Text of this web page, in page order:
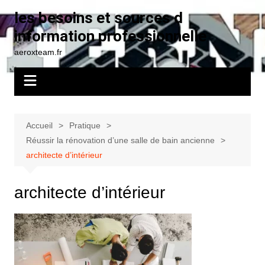
au
contenu
les besoins et sources d
information professionnelle
aeroxteam.fr
Accueil
Pratique
Réussir la rénovation d’une salle de bain ancienne
architecte d’intérieur
architecte d’intérieur